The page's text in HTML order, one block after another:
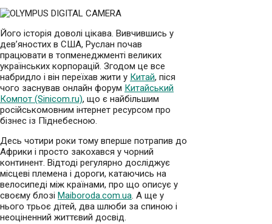
Його історія доволі цікава. Вивчившись у
дев’яностих в США, Руслан почав
працювати в топменеджменті великих
українських корпорацій. Згодом це все
набридло і він переїхав жити у Китай, піся
чого заснував онлайн форум Китайський
Компот (Sinicom.ru), що є найбільшим
російськомовним інтернет ресурсом про
бізнес із Піднебесною.
Десь чотири роки тому вперше потрапив до
Африки і просто закохався у чорний
континент. Відтоді регулярно досліджує
місцеві племена і дороги, катаючись на
велосипеді між країнами, про що описує у
своєму блозі Maiboroda.com.ua. А ще у
нього трьоє дітей, два шлюби за спиною і
неоціненний життєвий досвід.